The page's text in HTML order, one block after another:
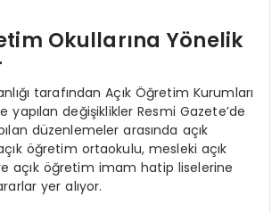
Okullarına Yönelik
tarafından Açık Öğretim Kurumları
yapılan değişiklikler Resmi Gazete’de
düzenlemeler arasında açık
öğretim ortaokulu, mesleki açık
açık öğretim imam hatip liselerine
yer alıyor.